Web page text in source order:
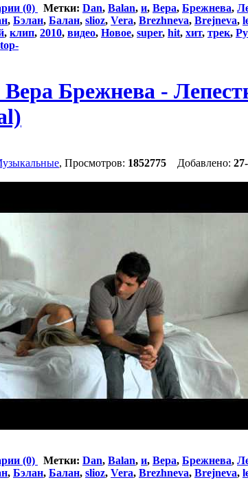
(0) Метки: Dan, Balan, и, Вера, Брежнева,
, Бэлан, Балан, slioz, Vera, Brezhneva, Brejneva,
, клип, 2010, видео, Новое, super, hit, хит, трек,
top-
Брежнева -
, Просмотров: 1852775 Добавлено:
(0) Метки: Dan, Balan, и, Вера, Брежнева,
, Бэлан, Балан, slioz, Vera, Brezhneva, Brejneva,